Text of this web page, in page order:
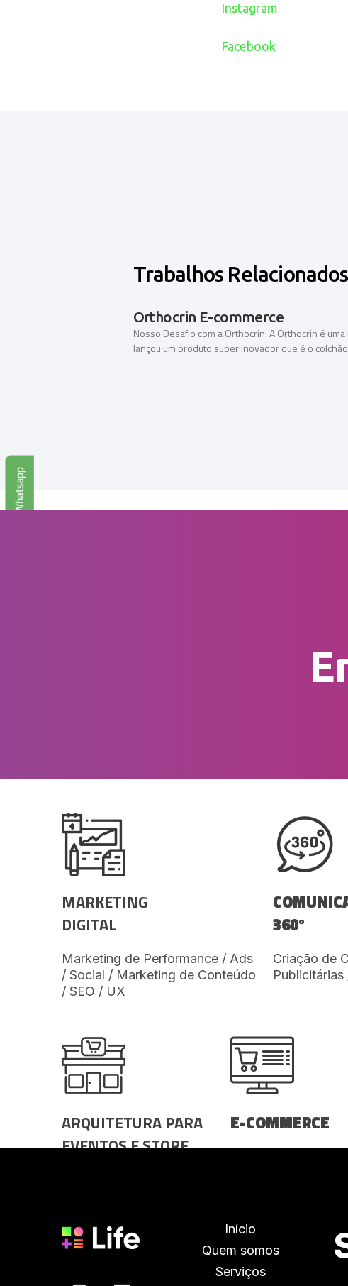
Instagram
Facebook
Trabalhos Relacionados
Orthocrin E-commerce
Nosso Desafio com a Orthocrin: A Orthocrin é
lançou um produto super inovador que é o colchão
MARKETING
DIGITAL
Marketing de Performance / Ads
/ Social / Marketing de Conteúdo
/ SEO / UX
360º
Criação de
ARQUITETURA PARA
EVENTOS E STORE
E-COMMERCE
commerce
Início
Quem somos
Serviços